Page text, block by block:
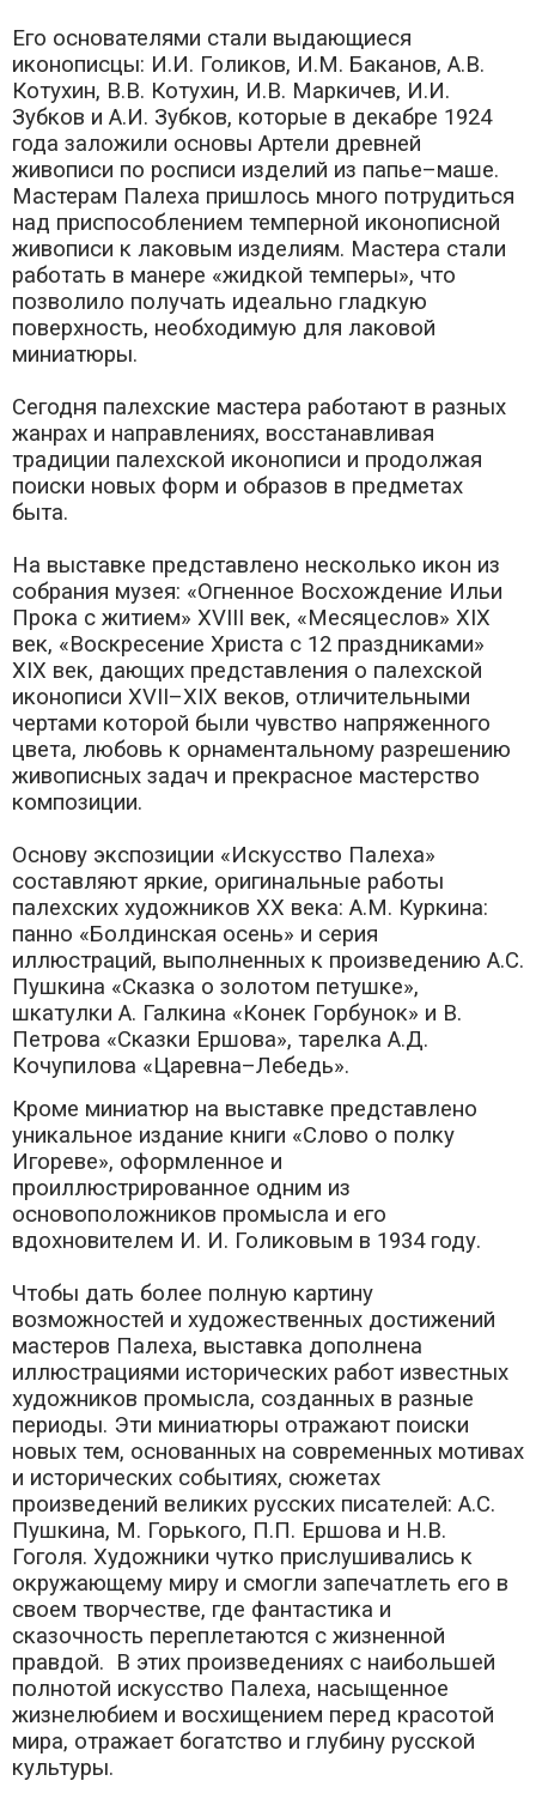
Его основателями стали выдающиеся
иконописцы: И.И. Голиков, И.М. Баканов, А.В.
Котухин, В.В. Котухин, И.В. Маркичев, И.И.
Зубков и А.И. Зубков, которые в декабре 1924
года заложили основы Артели древней
живописи по росписи изделий из папье–маше.
Мастерам Палеха пришлось много потрудиться
над приспособлением темперной иконописной
живописи к лаковым изделиям. Мастера стали
работать в манере «жидкой темперы», что
позволило получать идеально гладкую
поверхность, необходимую для лаковой
миниатюры.
Сегодня палехские мастера работают в разных
жанрах и направлениях, восстанавливая
традиции палехской иконописи и продолжая
поиски новых форм и образов в предметах
быта.
На выставке представлено несколько икон из
собрания музея: «Огненное Восхождение Ильи
Прока с житием» XVIII век, «Месяцеслов» XIX
век, «Воскресение Христа с 12 праздниками»
XIX век, дающих представления о палехской
иконописи XVII–XIX веков, отличительными
чертами которой были чувство напряженного
цвета, любовь к орнаментальному разрешению
живописных задач и прекрасное мастерство
композиции.
Основу экспозиции «Искусство Палеха»
составляют яркие, оригинальные работы
палехских художников ХХ века: А.М. Куркина:
панно «Болдинская осень» и серия
иллюстраций, выполненных к произведению А.С.
Пушкина «Сказка о золотом петушке»,
шкатулки А. Галкина «Конек Горбунок» и В.
Петрова «Сказки Ершова», тарелка А.Д.
Кочупилова «Царевна–Лебедь».
Кроме миниатюр на выставке представлено
уникальное издание книги «Слово о полку
Игореве», оформленное и
проиллюстрированное одним из
основоположников промысла и его
вдохновителем И. И. Голиковым в 1934 году.
Чтобы дать более полную картину
возможностей и художественных достижений
мастеров Палеха, выставка дополнена
иллюстрациями исторических работ известных
художников промысла, созданных в разные
периоды. Эти миниатюры отражают поиски
новых тем, основанных на современных мотивах
и исторических событиях, сюжетах
произведений великих русских писателей: А.С.
Пушкина, М. Горького, П.П. Ершова и Н.В.
Гоголя. Художники чутко прислушивались к
окружающему миру и смогли запечатлеть его в
своем творчестве, где фантастика и
сказочность переплетаются с жизненной
правдой. В этих произведениях с наибольшей
полнотой искусство Палеха, насыщенное
жизнелюбием и восхищением перед красотой
мира, отражает богатство и глубину русской
культуры.